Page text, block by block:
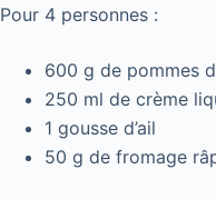
Pour 4 personnes :
600 g de pommes
250 ml de crème
1 gousse d’ail
50 g de fromage